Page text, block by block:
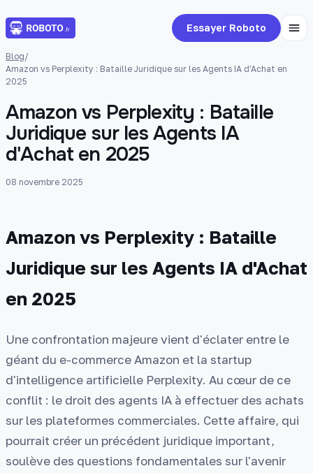
Essayer Roboto
Blog/
Amazon vs Perplexity : Bataille Juridique sur les Agents IA d'Achat en
2025
Amazon vs Perplexity : Bataille
Juridique sur les Agents IA
d'Achat en 2025
08 novembre 2025
Amazon vs Perplexity : Bataille
Juridique sur les Agents IA d'Achat
en 2025
Une confrontation majeure vient d'éclater entre le
géant du e-commerce Amazon et la startup
d'intelligence artificielle Perplexity. Au cœur de ce
conflit : le droit des agents IA à effectuer des achats
sur les plateformes commerciales. Cette affaire, qui
pourrait créer un précédent juridique important,
soulève des questions fondamentales sur l'avenir